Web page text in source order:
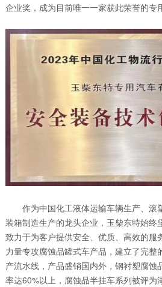
企业奖，成为目前唯一一家获此荣誉的专
作为中国化工液体运输车辆生产、滚
装箱制造生产的龙头企业，玉柴东特始终
致力于为客户提供安全、优质、高效的服
力量专攻腐蚀品罐式车产品，建立了完整
产流水线，产品盛销国内外，钢衬塑腐蚀
率达60%以上，腐蚀品半挂车系列被评为